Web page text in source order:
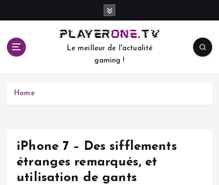
c
Le meilleur de l'actualité
gaming !
Home
iPhone 7 – Des sifflements
étranges remarqués, et
utilisation de gants